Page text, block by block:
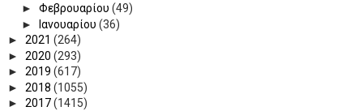
► Φεβρουαρίου (49)
►
Ιανουαρίου (36)
► 2021 (264)
► 2020 (293)
► 2019 (617)
► 2018 (1055)
► 2017(1415)